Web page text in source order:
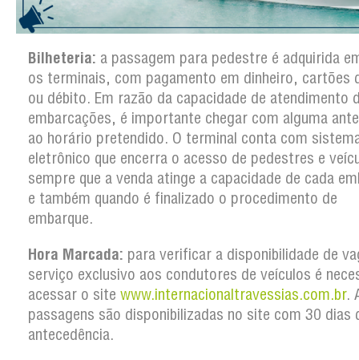
Bilheteria: a passagem para pedestre é adquirida
os terminais, com pagamento em dinheiro, cartões
ou débito. Em razão da capacidade de atendimento
embarcações, é importante chegar com alguma
ao horário pretendido. O terminal conta com
eletrônico que encerra o acesso de pedestres e
sempre que a venda atinge a capacidade de cada
e também quando é finalizado o procedimento de
embarque.
Hora Marcada: para verificar a disponibilidade de
serviço exclusivo aos condutores de veículos é
acessar o site www.internacionaltravessias.com.br.
passagens são disponibilizadas no site com 30 dias
antecedência.